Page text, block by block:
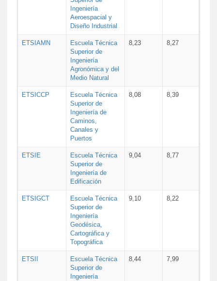
Ingeniería
Aeroespacial y
Diseño Industrial
ETSIAMN
Escuela Técnica
Superior de
Ingeniería
Agronómica y del
Medio Natural
8,23 8,27
ETSICCP
Escuela Técnica
Superior de
Ingeniería de
Caminos,
Canales y
Puertos
8,08 8,39
ETSIE
Escuela Técnica
Superior de
Ingeniería de
Edificación
9,04 8,77
ETSIGCT
Escuela Técnica
Superior de
Ingeniería
Geodésica,
Cartográfica y
Topográfica
9,10 8,22
ETSII
Escuela Técnica
Superior de
Ingeniería
8,44 7,99